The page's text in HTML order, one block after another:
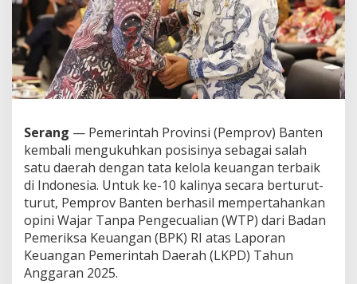
i
a
s
i
K
e
p
i
m
p
i
n
a
n
A
n
d
Serang — Pemerintah Provinsi (Pemprov) Banten
kembali mengukuhkan posisinya sebagai salah
satu daerah dengan tata kelola keuangan terbaik
di Indonesia. Untuk ke-10 kalinya secara berturut-
turut, Pemprov Banten berhasil mempertahankan
opini Wajar Tanpa Pengecualian (WTP) dari Badan
Pemeriksa Keuangan (BPK) RI atas Laporan
Keuangan Pemerintah Daerah (LKPD) Tahun
Anggaran 2025.